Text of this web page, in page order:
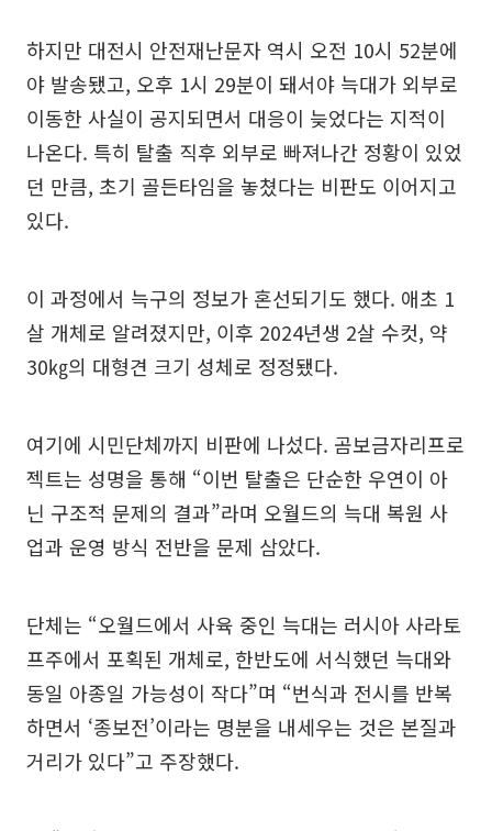
하지만 대전시 안전재난문자 역시 오전 10시 52분에
야 발송됐고, 오후 1시 29분이 돼서야 늑대가 외부로
이동한 사실이 공지되면서 대응이 늦었다는 지적이
나온다. 특히 탈출 직후 외부로 빠져나간 정황이 있었
던 만큼, 초기 골든타임을 놓쳤다는 비판도 이어지고
있다.
이 과정에서 늑구의 정보가 혼선되기도 했다. 애초 1
살 개체로 알려졌지만, 이후 2024년생 2살 수컷, 약
30㎏의 대형견 크기 성체로 정정됐다.
여기에 시민단체까지 비판에 나섰다. 곰보금자리프로
젝트는 성명을 통해 “이번 탈출은 단순한 우연이 아
닌 구조적 문제의 결과”라며 오월드의 늑대 복원 사
업과 운영 방식 전반을 문제 삼았다.
단체는 “오월드에서 사육 중인 늑대는 러시아 사라토
프주에서 포획된 개체로, 한반도에 서식했던 늑대와
동일 아종일 가능성이 작다”며 “번식과 전시를 반복
하면서 ‘종보전’이라는 명분을 내세우는 것은 본질과
거리가 있다”고 주장했다.